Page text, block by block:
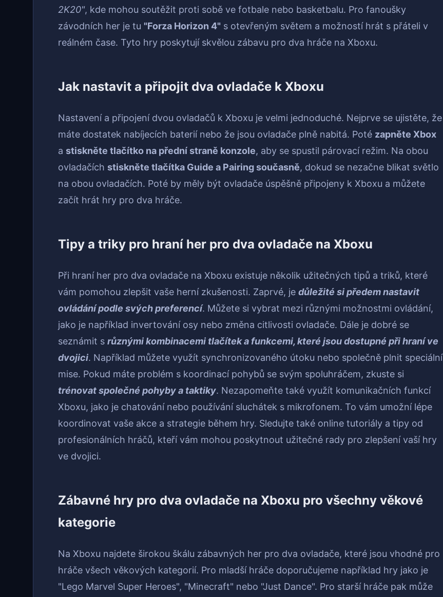
2K20", kde mohou soutěžit proti sobě ve fotbale nebo basketbalu. Pro fanoušky
závodních her je tu "Forza Horizon 4" s otevřeným světem a možností hrát s přáteli v
reálném čase. Tyto hry poskytují skvělou zábavu pro dva hráče na Xboxu.
Jak nastavit a připojit dva ovladače k Xboxu
Nastavení a připojení dvou ovladačů k Xboxu je velmi jednoduché. Nejprve se ujistěte, že
máte dostatek nabíjecích baterií nebo že jsou ovladače plně nabitá. Poté zapněte Xbox
a stiskněte tlačítko na přední straně konzole, aby se spustil párovací režim. Na obou
ovladačích stiskněte tlačítka Guide a Pairing současně, dokud se nezačne blikat světlo
na obou ovladačích. Poté by měly být ovladače úspěšně připojeny k Xboxu a můžete
začít hrát hry pro dva hráče.
Tipy a triky pro hraní her pro dva ovladače na Xboxu
Při hraní her pro dva ovladače na Xboxu existuje několik užitečných tipů a triků, které
vám pomohou zlepšit vaše herní zkušenosti. Zaprvé, je důležité si předem nastavit
ovládání podle svých preferencí. Můžete si vybrat mezi různými možnostmi ovládání,
jako je například invertování osy nebo změna citlivosti ovladače. Dále je dobré se
seznámit s různými kombinacemi tlačítek a funkcemi, které jsou dostupné při hraní ve
dvojici. Například můžete využít synchronizovaného útoku nebo společně plnit speciální
mise. Pokud máte problém s koordinací pohybů se svým spoluhráčem, zkuste si
trénovat společné pohyby a taktiky. Nezapomeňte také využít komunikačních funkcí
Xboxu, jako je chatování nebo používání sluchátek s mikrofonem. To vám umožní lépe
koordinovat vaše akce a strategie během hry. Sledujte také online tutoriály a tipy od
profesionálních hráčů, kteří vám mohou poskytnout užitečné rady pro zlepšení vaší hry
ve dvojici.
Zábavné hry pro dva ovladače na Xboxu pro všechny věkové
kategorie
Na Xboxu najdete širokou škálu zábavných her pro dva ovladače, které jsou vhodné pro
hráče všech věkových kategorií. Pro mladší hráče doporučujeme například hry jako je
"Lego Marvel Super Heroes", "Minecraft" nebo "Just Dance". Pro starší hráče pak může